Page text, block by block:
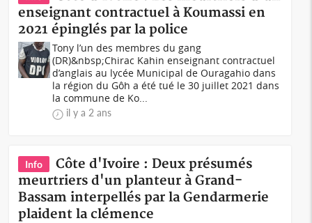
enseignant contractuel à Koumassi en
2021 épinglés par la police
Tony l’un des membres du gang
(DR)&nbsp;Chirac Kahin enseignant contractuel
d’anglais au lycée Municipal de Ouragahio dans
la région du Gôh a été tué le 30 juillet 2021 dans
la commune de Ko...
il y a 2 ans
Info
Côte d'Ivoire : Deux présumés
meurtriers d'un planteur à Grand-
Bassam interpellés par la Gendarmerie
plaident la clémence